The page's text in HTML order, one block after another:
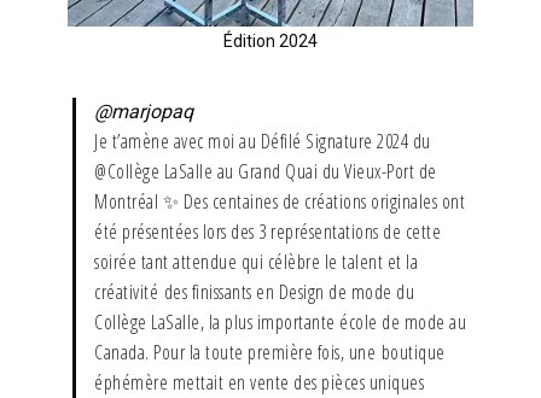
Édition 2024
@marjopaq
Je t’amène avec moi au Défilé Signature 2024 du
@Collège LaSalle au Grand Quai du Vieux-Port de
Montréal ✨ Des centaines de créations originales ont
été présentées lors des 3 représentations de cette
soirée tant attendue qui célèbre le talent et la
créativité des finissants en Design de mode du
Collège LaSalle, la plus importante école de mode au
Canada. Pour la toute première fois, une boutique
éphémère mettait en vente des pièces uniques